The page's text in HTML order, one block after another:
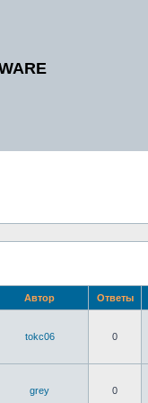
Автор Ответы
tokc06 0
grey 0